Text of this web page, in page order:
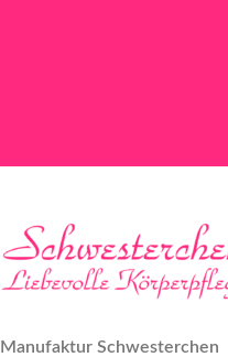
Manufaktur Schwesterchen